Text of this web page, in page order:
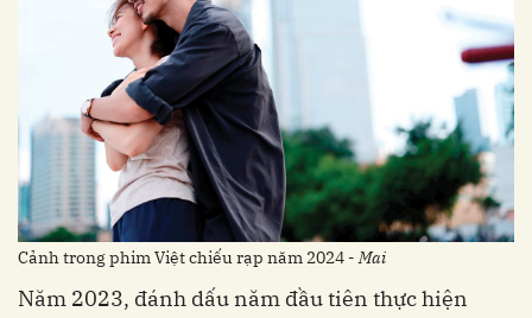
Cảnh trong phim Việt chiếu rạp năm 2024 -Mai
Năm 2023, đánh dấu năm đầu tiên thực hiện